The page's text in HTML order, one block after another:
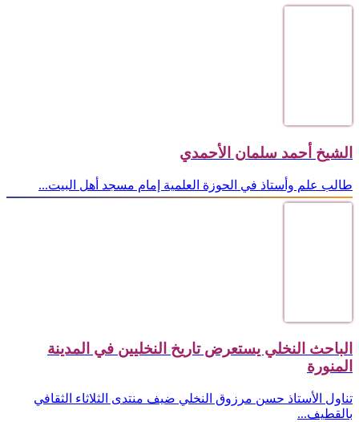
الشيخ أحمد سلمان الأحمدي
طالب علم وأستاذ في الحوزة العلمية إمام مسجد أهل البيت...
الباحث النخلي يستعرض تاريخ النخليين في المدينة
المنورة
تناول الأستاذ حسن مرزوق النخلي ضيف منتدى الثلاثاء الثقافي
بالقطيف...